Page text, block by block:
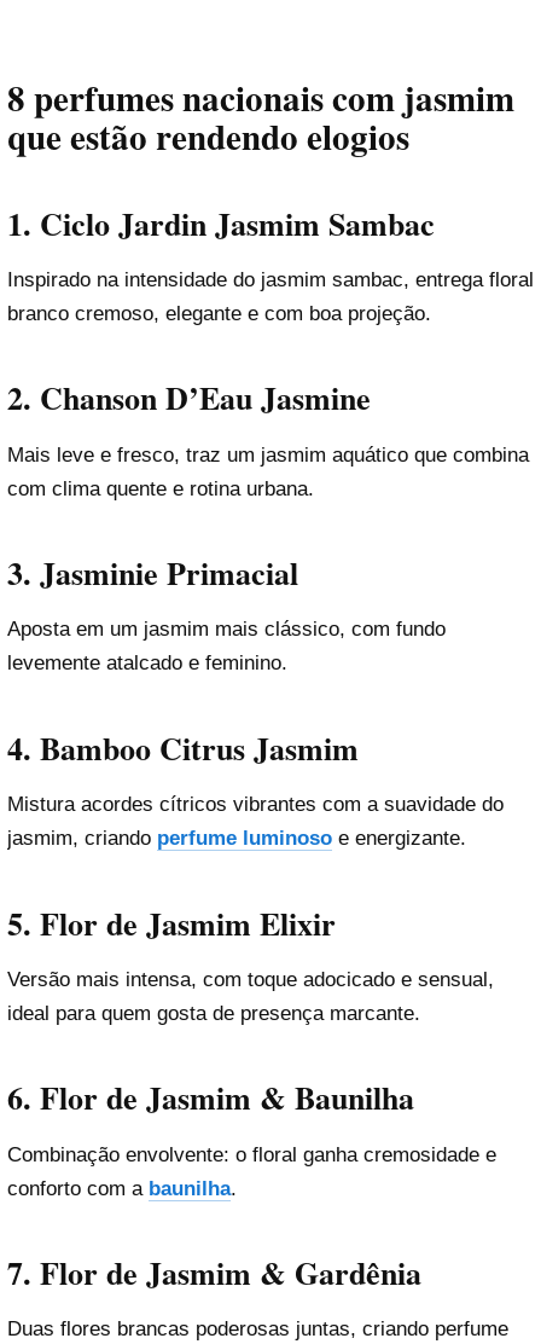
8 perfumes nacionais com jasmim
que estão rendendo elogios
1. Ciclo Jardin Jasmim Sambac
Inspirado na intensidade do jasmim sambac, entrega floral
branco cremoso, elegante e com boa projeção.
2. Chanson D’Eau Jasmine
Mais leve e fresco, traz um jasmim aquático que combina
com clima quente e rotina urbana.
3. Jasminie Primacial
Aposta em um jasmim mais clássico, com fundo
levemente atalcado e feminino.
4. Bamboo Citrus Jasmim
Mistura acordes cítricos vibrantes com a suavidade do
jasmim, criando perfume luminoso e energizante.
5. Flor de Jasmim Elixir
Versão mais intensa, com toque adocicado e sensual,
ideal para quem gosta de presença marcante.
6. Flor de Jasmim & Baunilha
Combinação envolvente: o floral ganha cremosidade e
conforto com a baunilha.
7. Flor de Jasmim & Gardênia
Duas flores brancas poderosas juntas, criando perfume